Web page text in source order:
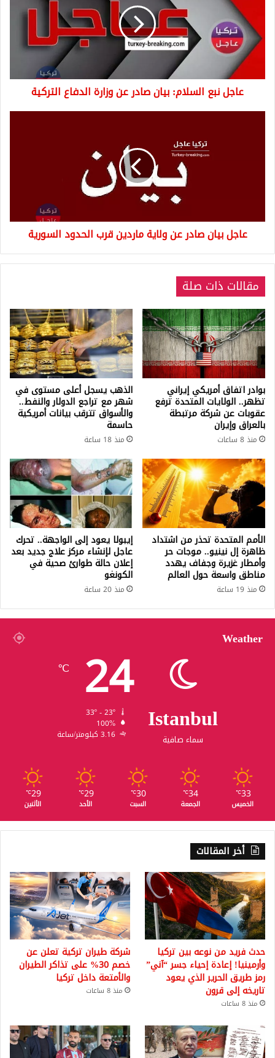
صادر
عن
وزارة
التركية
عاجل نبع السلام: بيان صادر عن وزارة الدفاع التركية
السورية
عاجل بيان صادر عن ولاية ماردين قرب الحدود السورية
مقالات ذات صلة
بوادر اتفاق أمريكي إيراني
تظهر.. الولايات المتحدة ترفع
عقوبات عن شركة مرتبطة
بالعراق وإيران
منذ 8 ساعات
الذهب يسجل أعلى مستوى في
شهر مع تراجع الدولار والنفط..
والأسواق تترقب بيانات أمريكية
حاسمة
منذ 18 ساعة
الأمم المتحدة تحذر من اشتداد
ظاهرة إل نينيو.. موجات حر
وأمطار غزيرة وجفاف يهدد
مناطق واسعة حول العالم
منذ 19 ساعة
إيبولا يعود إلى الواجهة.. تحرك
عاجل لإنشاء مركز علاج جديد بعد
إعلان حالة طوارئ صحية في
الكونغو
منذ 20 ساعة
Weather
Istanbul
سماء صافية
24
℃
100%
3.16 كيلومتر/ساعة
33
℃
الخميس
34
℃
الجمعة
30
℃
السبت
29
℃
الأحد
29
℃
الأثنين
أخر المقالات
حدث فريد من نوعه بين تركيا
وأرمينيا! إعادة إحياء جسر “آني”
رمز طريق الحرير الذي يعود
تاريخه إلى قرون
منذ 8 ساعات
شركة طيران تركية تعلن عن
خصم 30% على تذاكر الطيران
والأمتعة داخل تركيا
منذ 8 ساعات